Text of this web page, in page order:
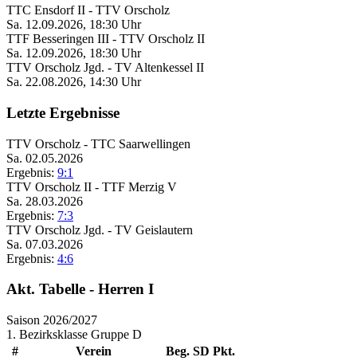
TTC Ensdorf II - TTV Orscholz
Sa. 12.09.2026, 18:30 Uhr
TTF Besseringen III - TTV Orscholz II
Sa. 12.09.2026, 18:30 Uhr
TTV Orscholz Jgd. - TV Altenkessel II
Sa. 22.08.2026, 14:30 Uhr
Letzte Ergebnisse
TTV Orscholz - TTC Saarwellingen
Sa. 02.05.2026
Ergebnis: 9:1
TTV Orscholz II - TTF Merzig V
Sa. 28.03.2026
Ergebnis: 7:3
TTV Orscholz Jgd. - TV Geislautern
Sa. 07.03.2026
Ergebnis: 4:6
Akt. Tabelle - Herren I
Saison 2026/2027
1. Bezirksklasse Gruppe D
#
Verein Beg. SD Pkt.